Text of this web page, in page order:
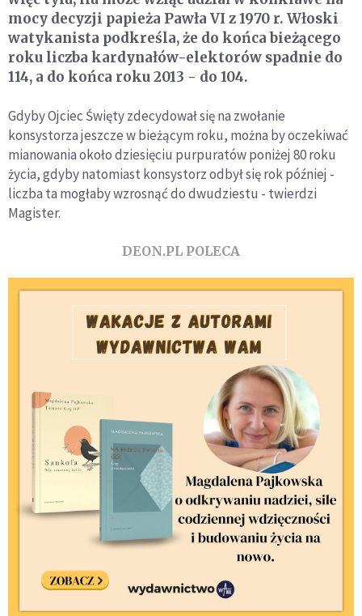
mocy decyzji papieża Pawła VI z 1970 r. Włoski
watykanista podkreśla, że do końca bieżącego
roku liczba kardynałów-elektorów spadnie do
114, a do końca roku 2013 - do 104.
Gdyby Ojciec Święty zdecydował się na zwołanie
konsystorza jeszcze w bieżącym roku, można by oczekiwać
mianowania około dziesięciu purpuratów poniżej 80 roku
życia, gdyby natomiast konsystorz odbył się rok później -
liczba ta mogłaby wzrosnąć do dwudziestu - twierdzi
Magister.
DEON.PL POLECA